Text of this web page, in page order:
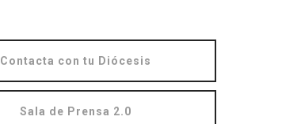
Contacta con tu Diócesis
Sala de Prensa 2.0